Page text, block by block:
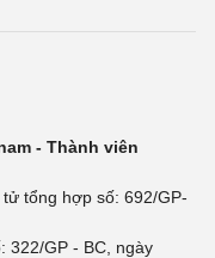
- Thành viên
tổng hợp số: 692/GP-
322/GP - BC, ngày